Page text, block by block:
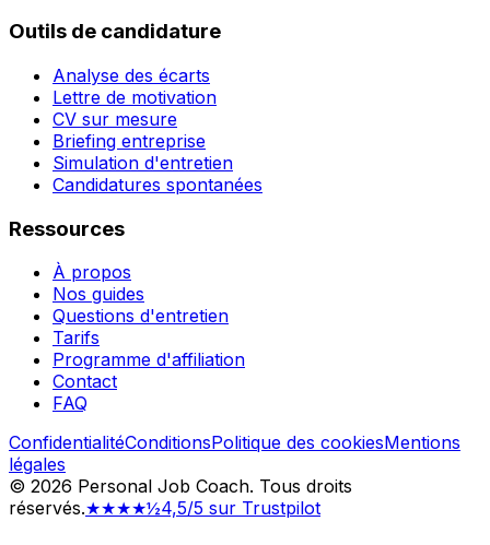
Outils de candidature
Analyse des écarts
Lettre de motivation
CV sur mesure
Briefing entreprise
Simulation d'entretien
Candidatures spontanées
Ressources
À propos
Nos guides
Questions d'entretien
Tarifs
Programme d'affiliation
Contact
FAQ
ConfidentialitéConditionsPolitique des cookiesMentions
légales
© 2026 Personal Job Coach. Tous droits
réservés.★★★★½4,5/5 sur Trustpilot